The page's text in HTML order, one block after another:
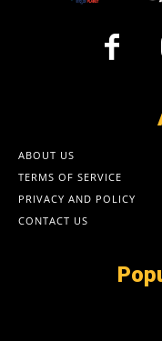
ABOUT US
TERMS OF SERVICE
PRIVACY AND POLICY
CONTACT US